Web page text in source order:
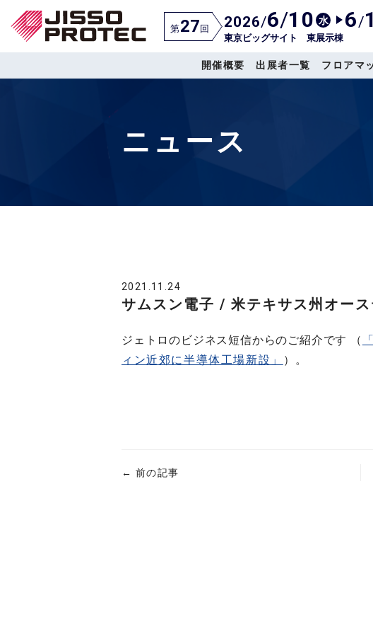
第27回 2026/6/10 水 6/
東京ビッグサイト 東展示棟
開催概要 出展者一覧 フロアマ
ニュース
2021.11.24
サムスン電子 / 米テキサス州オー
ジェトロのビジネス短信からのご紹介です （
ィン近郊に半導体工場新設」
）。
← 前の記事